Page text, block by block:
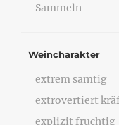
Sammeln
Weincharakter
extrem samtig
extrovertiert
explizit fruchtig